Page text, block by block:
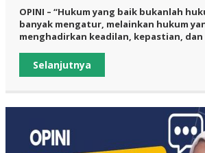
OPINI – “Hukum yang baik bukanlah
banyak mengatur, melainkan hukum
menghadirkan keadilan, kepastian, dan
Selanjutnya